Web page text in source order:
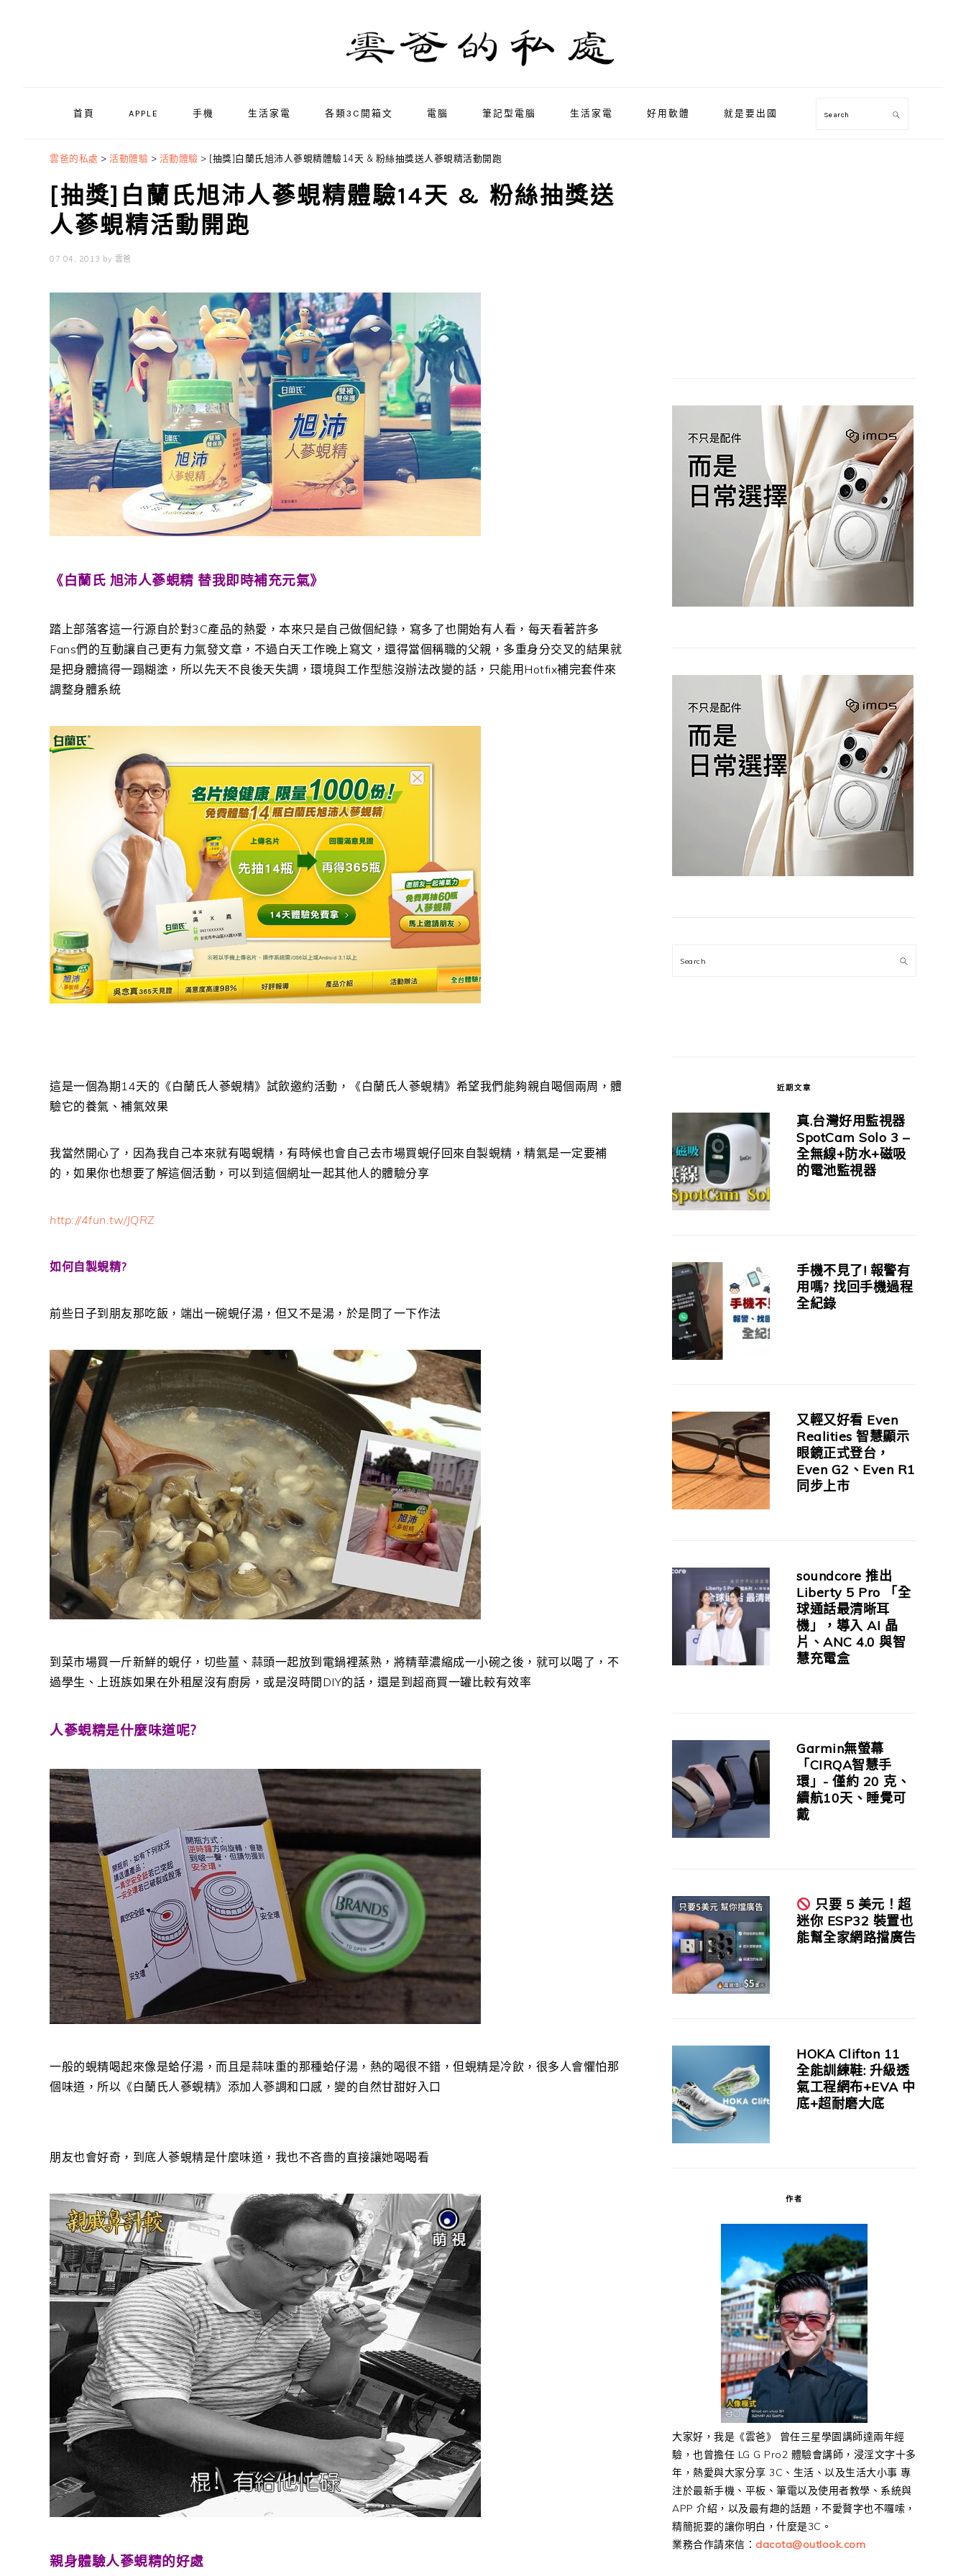
首頁 APPLE 手機 生活家電 各類3C開箱文 電腦 筆記型電腦 生活家電 好用軟體 就是要出國 Search
雲爸的私處 > 活動體驗 > 活動體驗 > [抽獎]白蘭氏旭沛人蔘蜆精體驗14天 & 粉絲抽獎送人蔘蜆精活動開跑
[抽獎]白蘭氏旭沛人蔘蜆精體驗14天 & 粉絲抽獎送
人蔘蜆精活動開跑
07 04, 2013 by 雲爸
《白蘭氏 旭沛人蔘蜆精 替我即時補充元氣》
踏上部落客這一行源自於對3C產品的熱愛，本來只是自己做個紀錄，寫多了也開始有人看，每天看著許多
Fans們的互動讓自己更有力氣發文章，不過白天工作晚上寫文，還得當個稱職的父親，多重身分交叉的結果就
是把身體搞得一蹋糊塗，所以先天不良後天失調，環境與工作型態沒辦法改變的話，只能用Hotfix補完套件來
調整身體系統
這是一個為期14天的《白蘭氏人蔘蜆精》試飲邀約活動，《白蘭氏人蔘蜆精》希望我們能夠親自喝個兩周，體
驗它的養氣、補氣效果
我當然開心了，因為我自己本來就有喝蜆精，有時候也會自己去市場買蜆仔回來自製蜆精，精氣是一定要補
的，如果你也想要了解這個活動，可以到這個網址一起其他人的體驗分享
http://4fun.tw/JQRZ
如何自製蜆精?
前些日子到朋友那吃飯，端出一碗蜆仔湯，但又不是湯，於是問了一下作法
到菜市場買一斤新鮮的蜆仔，切些薑、蒜頭一起放到電鍋裡蒸熟，將精華濃縮成一小碗之後，就可以喝了，不
過學生、上班族如果在外租屋沒有廚房，或是沒時間DIY的話，還是到超商買一罐比較有效率
人蔘蜆精是什麼味道呢?
一般的蜆精喝起來像是蛤仔湯，而且是蒜味重的那種蛤仔湯，熱的喝很不錯，但蜆精是冷飲，很多人會懼怕那
個味道，所以《白蘭氏人蔘蜆精》添加人蔘調和口感，變的自然甘甜好入口
朋友也會好奇，到底人蔘蜆精是什麼味道，我也不吝嗇的直接讓她喝喝看
親身體驗人蔘蜆精的好處
Search
近期文章
真.台灣好用監視器
SpotCam Solo 3 –
全無線+防水+磁吸
的電池監視器
手機不見了! 報警有
用嗎? 找回手機過程
全紀錄
又輕又好看 Even
Realities 智慧顯示
眼鏡正式登台，
Even G2、Even R1
同步上市
soundcore 推出
Liberty 5 Pro 「全
球通話最清晰耳
機」，導入 AI 晶
片、ANC 4.0 與智
慧充電盒
Garmin無螢幕
「CIRQA智慧手
環」- 僅約 20 克、
續航10天、睡覺可
戴
只要 5 美元！超
迷你 ESP32 裝置也
能幫全家網路擋廣告
HOKA Clifton 11
全能訓練鞋: 升級透
氣工程網布+EVA 中
底+超耐磨大底
作者
大家好，我是《雲爸》 曾任三星學園講師達兩年經
驗，也曾擔任 LG G Pro2 體驗會講師，浸淫文字十多
年，熱愛與大家分享 3C、生活、以及生活大小事 專
注於最新手機、平板、筆電以及使用者教學、系統與
APP 介紹，以及最有趣的話題，不愛贅字也不囉嗦，
精簡扼要的讓你明白，什麼是3C。
業務合作請來信： dacota@outlook.com